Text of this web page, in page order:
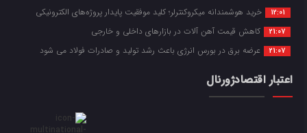
12:01 خرید هوشمندانه میکروکنترلر؛ کلید موفقیت پایدار پروژه‌های الکترونیکی
21:07 کاهش قیمت آهن آلات در بازارهای داخلی و خارجی
21:07 عرضه برق در بورس انرژی باعث رشد تولید و صادرات فولاد می شود
اعتبار اقتصادژورنال